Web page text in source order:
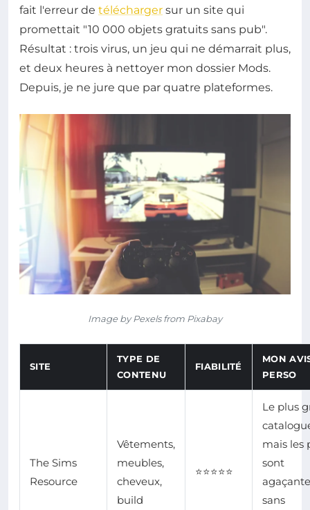
fait l'erreur de télécharger sur un site qui
promettait "10 000 objets gratuits sans pub".
Résultat : trois virus, un jeu qui ne démarrait plus,
et deux heures à nettoyer mon dossier Mods.
Depuis, je ne jure que par quatre plateformes.
Image by Pexels from Pixabay
SITE
TYPE DE
CONTENU
FIABILITÉ
MON
PERSO
The Sims
Resource
Vêtements,
meubles,
cheveux,
build
⭐⭐⭐⭐⭐
Le plus
mais les
sont
sans